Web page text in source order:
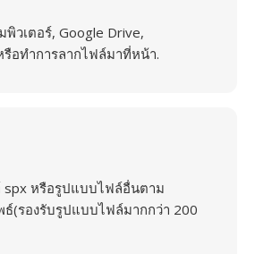
วเตอร์, Google Drive,
รือทำการลากไฟล์มาที่หน้า.
spx หรือรูปแบบไฟล์อื่นตาม
ธ์(รองรับรูปแบบไฟล์มากกว่า 200